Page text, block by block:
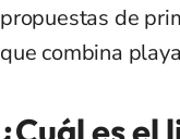
propuestas de
que combina